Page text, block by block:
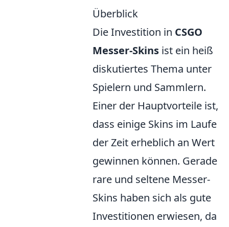
Überblick
Die Investition in CSGO
Messer-Skins ist ein heiß
diskutiertes Thema unter
Spielern und Sammlern.
Einer der Hauptvorteile ist,
dass einige Skins im Laufe
der Zeit erheblich an Wert
gewinnen können. Gerade
rare und seltene Messer-
Skins haben sich als gute
Investitionen erwiesen, da